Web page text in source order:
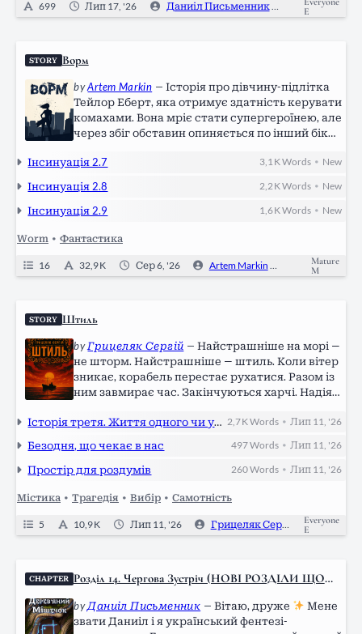
699 Лип 17, '26 Даниіл Письменник
E
STORY Ворм
byArtem Markin — Історія про дівчину-підлітка
Тейлор Еберт, яка отримує здатність керувати
комахами. Вона мріє стати супергероїнею, але
через збіг обставин опиняється по інший бік
у світі людей із надздібностями дуже розмита.
Інсинуація 2.7 3,1 KWords • New
Інсинуація 2.8 2,2 KWords • New
Інсинуація 2.9 1,6 KWords • New
Worm • Фантастика
16 32,9 K Сер 6, '26 Artem Markin
Mature
M
STORY Штиль
byГрицеляк Сергій — Найстрашніше на морі —
не шторм. Найстрашніше — штиль. Коли вітер
зникає, корабель перестає рухатися. Разом із
ним завмирає час. Закінчуються харчі. Надія
ворогом стає вже не море, а людина поруч.
Три голоси. Три сповіді. Три історії людей, які
опинилися перед вибором, після якого вже
неможливо залишитися колишнім. «Штиль» —
межу, після якої людина…
Історія третя. Життя одного чи усіх? 2,7 KWords • Лип 11, '26
Безодня, що чекає в нас 497Words •Лип 11, '26
Простір для роздумів 260Words •Лип 11, '26
Містика • Трагедія • Вибір • Самотність
5 10,9 K Лип 11, '26 Грицеляк Сергій 0
Everyone
E
CHAPTER Розділ 14. Чергова Зустріч (НОВІ РОЗДІЛИ ЩО
П’ЯТНИЦІ)
byДаниіл Письменник — Вітаю, друже
Мене
звати Даниіл і я український фентезі-